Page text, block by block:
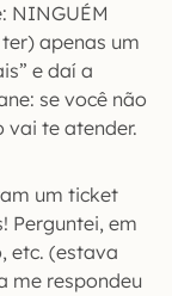
NINGUÉM
apenas um
e daí a
se você não
vai te atender.
um ticket
Perguntei, em
etc. (estava
me respondeu